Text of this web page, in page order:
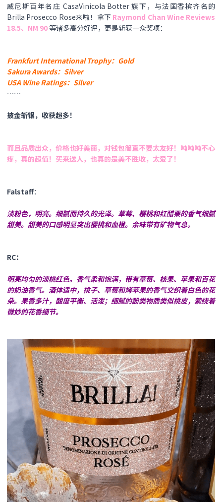
威尼斯百年名庄 CasaVinicola Botter 旗下，与法国香槟齐名的
Brilla Prosecco Rose来啦！拿下 Raymond Chan Wine Reviews
18.5、NM 90等诸多高分好评，更是斩获一众奖项：
Frankfurt International Trophy：Gold
Sakura Awards：Silver
USA Wine Ratings：Silver
……
披金斩银，收获超多！
而且品质出众，价格也好美丽，对钱包简直不要太友好！吨吨吨不心
疼，真的超值！买来送人，也真的是美不胜收，太爱了！
Falstaff：
淡粉色，明亮。细腻而持久的光泽。草莓、樱桃和红醋栗的香气细腻
甜美。甜美的口感明显突出樱桃和血橙。余味带有矿物气息。
RC：
明亮均匀的淡桃红色。香气柔和饱满，带有草莓、核果、苹果和百花
的奶油香气。酒体适中，桃子、草莓和烤苹果的香气交织着白色的花
朵。果香多汁，酸度平衡、活泼；细腻的酚类物质类似桃皮，萦绕着
微妙的花香细节。